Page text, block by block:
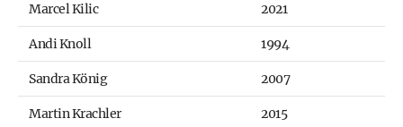
Marcel Kilic 2021
Andi Knoll 1994
Sandra König 2007
Martin Krachler 2015